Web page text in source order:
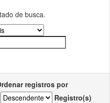
de busca.
registros por
Registro(s)